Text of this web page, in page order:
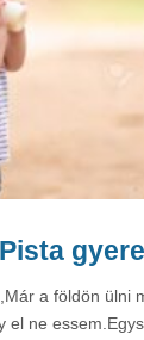
a földön ülni
el ne